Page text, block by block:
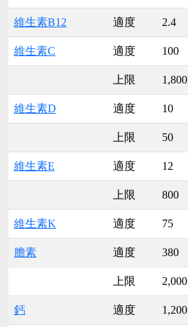
維生素B12 適度 2.4
維生素C 適度 100
上限 1,800
維生素D 適度 10
上限 50
維生素E 適度 12
上限 800
維生素K 適度 75
膽素 適度 380
上限 2,000
鈣 適度 1,200